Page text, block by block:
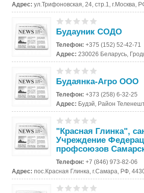
Адрес:ул.Трифоновская, 24, стр.1, г.Москва,
Будауник СОДО
Телефон:+375 (152) 52-42-71
Адрес: 230026 Беларусь,
Будаянка-Агро ООО
Телефон:+373 (258) 6-32-25
Адрес: Будэй, Район
"Красная Глинка",
Учреждение
профсоюзов
Телефон:+7 (846) 973-82-06
Адрес:пос.Красная Глинка, г.Самара, РФ,